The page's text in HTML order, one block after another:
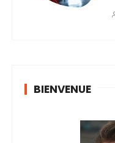
BIENVENUE